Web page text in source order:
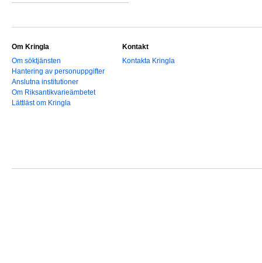
Om Kringla
Om söktjänsten
Hantering av personuppgifter
Anslutna institutioner
Om Riksantikvarieämbetet
Lättläst om Kringla
Kontakt
Kontakta Kringla